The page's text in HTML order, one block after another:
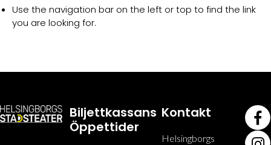
Use the navigation bar on the left or top to find the link
you are looking for.
Biljettkassans
Öppettider
Kontakt
Helsingborgs